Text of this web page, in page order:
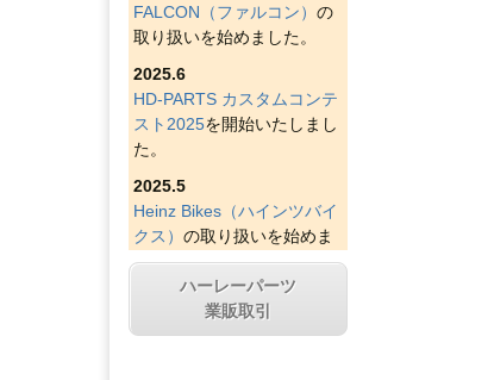
FALCON（ファルコン） の
取り扱いを始めました。
2025.6
HD-PARTS カスタムコンテ
スト2025を開始いたしまし
た。
2025.5
Heinz Bikes（ハインツバイ
クス） の取り扱いを始めま
した。
2025.4
Figurati Designs（フィグラ
ハーレーパーツ
業販取引